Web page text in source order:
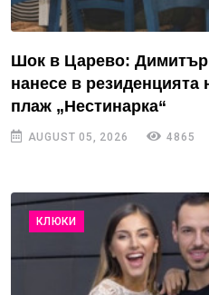
Шок в Царево:
нанесе в резиденцията
плаж „Нестинарка“
AUGUST 05, 2026 4865
КЛЮКИ